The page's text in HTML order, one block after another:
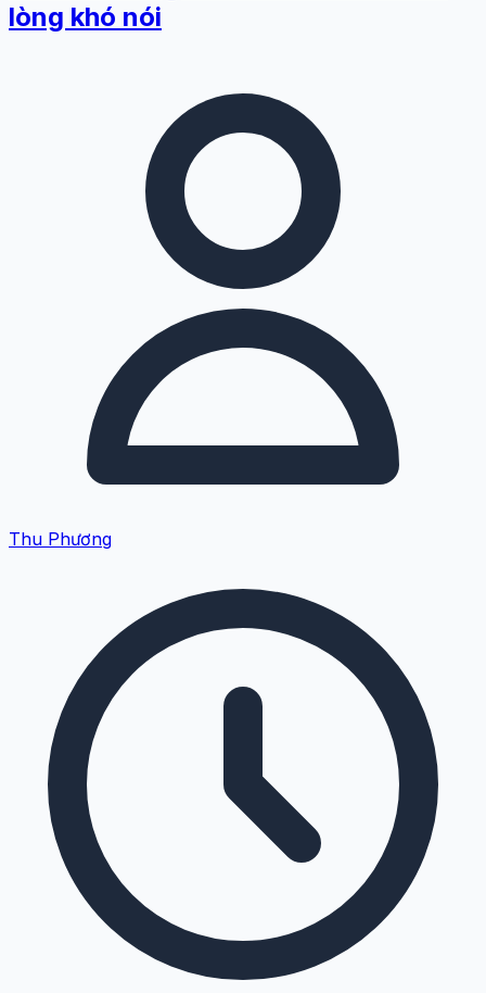
lòng khó nói
Thu Phương